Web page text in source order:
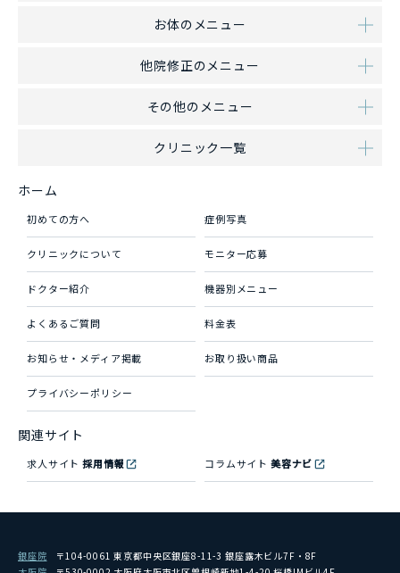
お体のメニュー
他院修正のメニュー
その他のメニュー
クリニック一覧
ホーム
初めての方へ 症例写真
クリニックについて モニター応募
ドクター紹介 機器別メニュー
よくあるご質問 料金表
お知らせ・メディア掲載 お取り扱い商品
プライバシーポリシー
関連サイト
求人サイト採用情報 コラムサイト 美容ナビ
銀座院
〒104-0061 東京都中央区銀座8-11-3 銀座露木ビル7F・8F